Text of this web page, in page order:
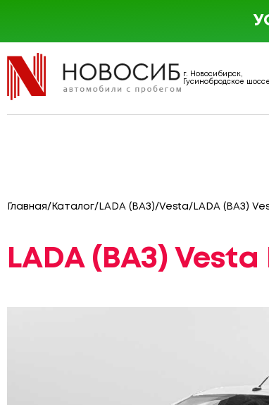
г. Новосибирск,
Гусинобродское шоссе,
Главная/ Каталог/ LADA (ВАЗ)/Vesta/ LADA (ВАЗ)
LADA (ВАЗ) Vesta I